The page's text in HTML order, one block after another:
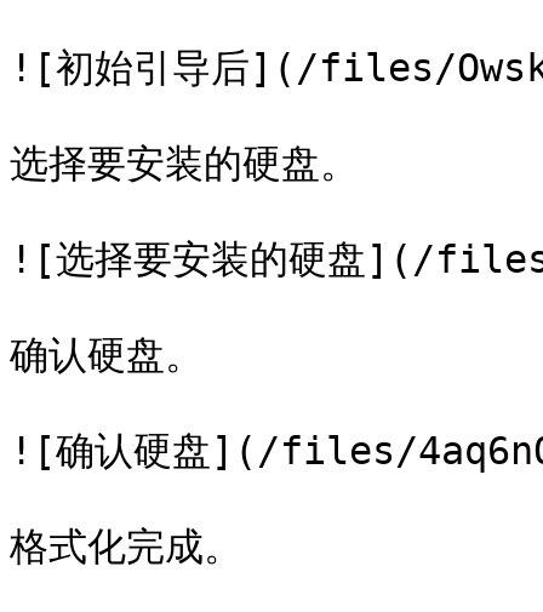
![初始引导后](/files/
选择要安装的硬盘。
![选择要安装的硬盘](/files/
确认硬盘。
![确认硬盘](/files/
格式化完成。